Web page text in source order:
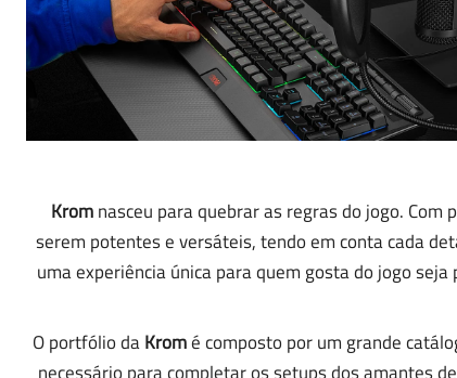
Kromnasceu para quebrar as regras do jogo. Com
serem potentes e versáteis, tendo em conta cada
uma experiência única para quem gosta do jogo
O portfólio daKromé composto por um grande